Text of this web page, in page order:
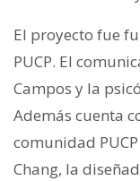
El proyecto fue
PUCP. El
Campos y la
Además cuenta
comunidad
Chang, la